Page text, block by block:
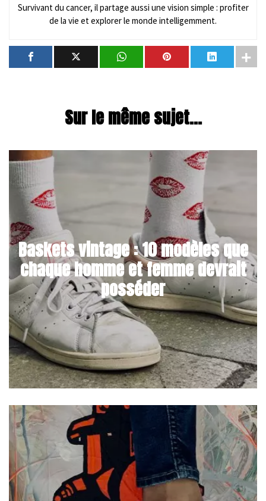
Survivant du cancer, il partage aussi une vision simple : profiter
de la vie et explorer le monde intelligemment.
Sur le même sujet...
Baskets vintage : 10 modèles que
chaque homme et femme devrait
posséder